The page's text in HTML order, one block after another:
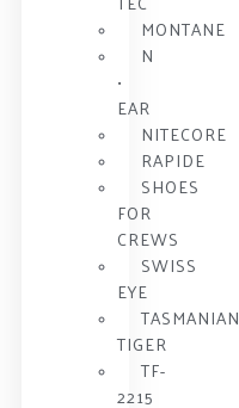
MONTANE
N
•
EAR
NITECORE
RAPIDE
SHOES
FOR
CREWS
SWISS
EYE
TASMANIAN
TIGER
TF-
2215